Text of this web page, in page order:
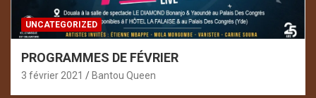
UNCATEGORIZED
PROGRAMMES DE FÉVRIER
3 février 2021 Bantou Queen